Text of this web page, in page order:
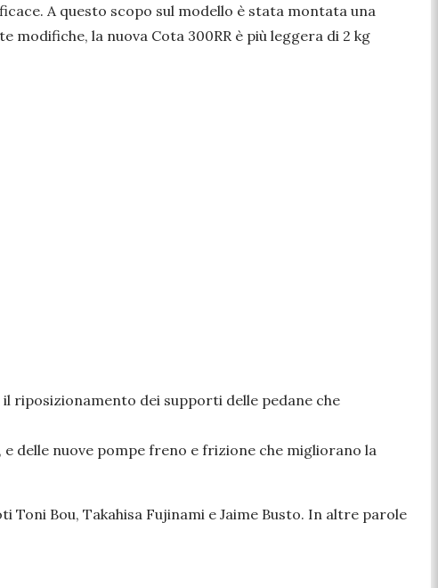
A questo scopo sul modello è stata montata una
la nuova Cota 300RR è più leggera di 2 kg
riposizionamento dei supporti delle pedane che
delle nuove pompe freno e frizione che migliorano la
Toni Bou, Takahisa Fujinami e Jaime Busto. In altre parole